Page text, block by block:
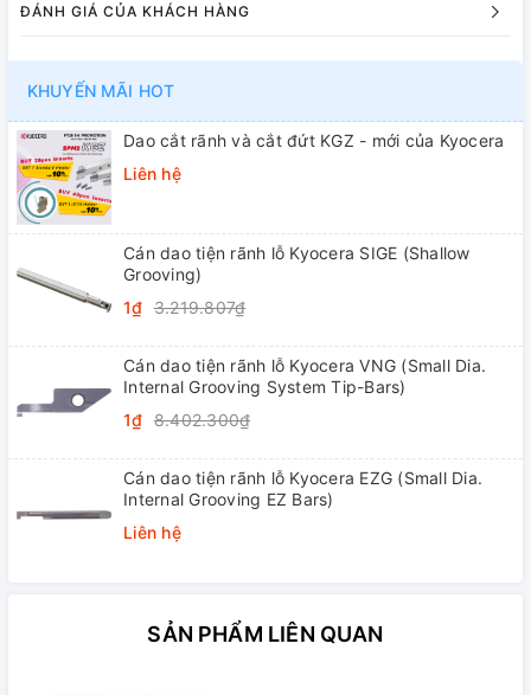
ĐÁNH GIÁ CỦA KHÁCH HÀNG
KHUYẾN MÃI HOT
Dao cắt rãnh và cắt đứt KGZ - mới của Kyocera
Liên hệ
Cán dao tiện rãnh lỗ Kyocera SIGE (Shallow
Grooving)
1₫ 3.219.807₫
Cán dao tiện rãnh lỗ Kyocera VNG (Small Dia.
Internal Grooving System Tip-Bars)
1₫ 8.402.300₫
Cán dao tiện rãnh lỗ Kyocera EZG (Small Dia.
Internal Grooving EZ Bars)
Liên hệ
SẢN PHẨM LIÊN QUAN